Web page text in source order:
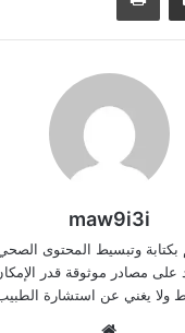
maw9i3i
وتبسيط المحتوى
على مصادر موثوقة قدر
ولا يغني عن استشارة